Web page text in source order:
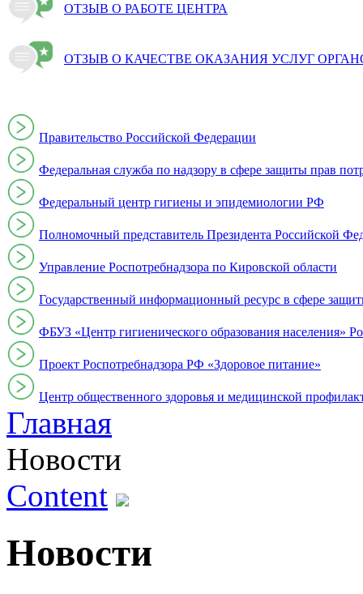
ОТЗЫВ О РАБОТЕ ЦЕНТРА
ОТЗЫВ О КАЧЕСТВЕ ОКАЗАНИЯ УСЛУГ
Правительство Российской Федерации
Федеральная служба по надзору в сфере защиты прав
Федеральный центр гигиены и эпидемиологии РФ
Полномочный представитель Президента Российской
Управление Роспотребнадзора по Кировской области
Государственный информационный ресурс в сфере
ФБУЗ «Центр гигиенического образования населения»
Проект Роспотребнадзора РФ «Здоровое питание»
Центр общественного здоровья и медицинской
Главная
Новости
Content
Новости